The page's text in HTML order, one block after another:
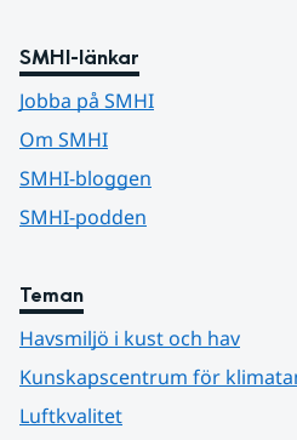
SMHI-länkar
Jobba på SMHI
Om SMHI
SMHI-bloggen
SMHI-podden
Teman
Havsmiljö i kust och hav
Kunskapscentrum för
Luftkvalitet